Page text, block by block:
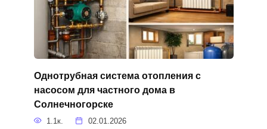
Однотрубная система отопления с
насосом для частного дома в
Солнечногорске
1.1к. 02.01.2026